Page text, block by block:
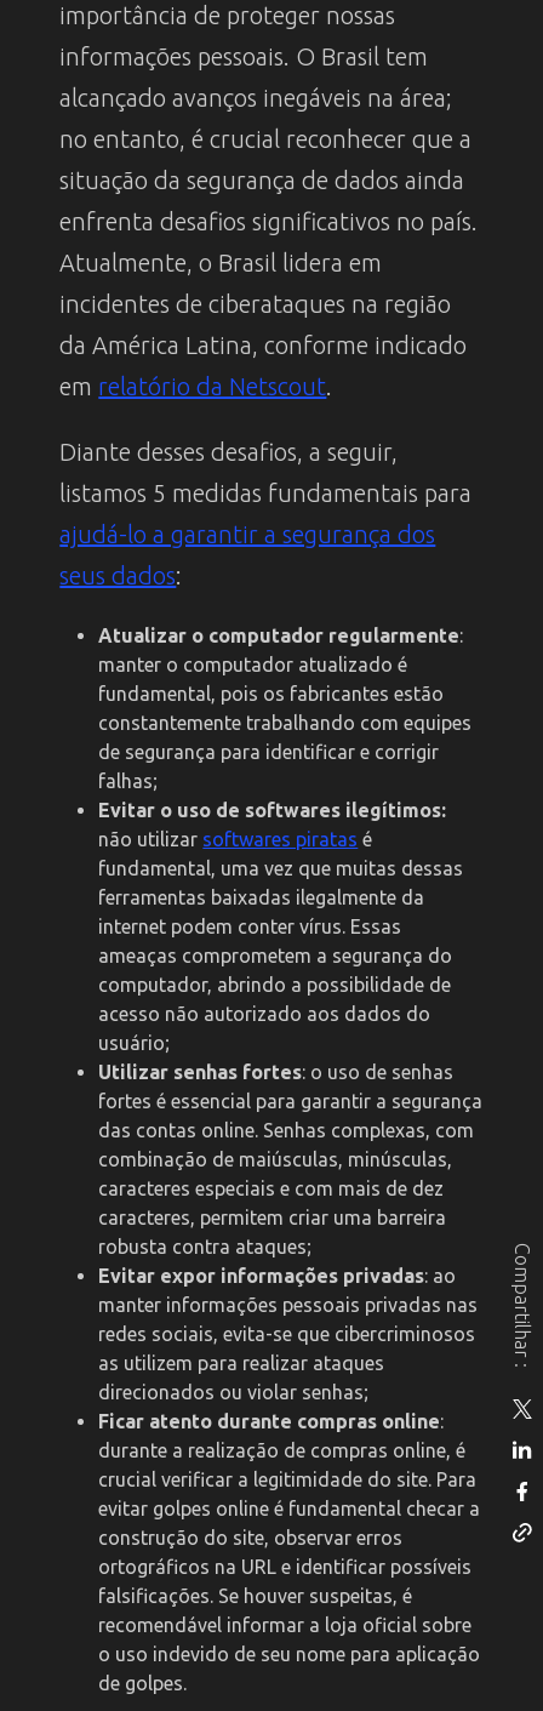
Compartilhar :
importância de proteger nossas
informações pessoais. O Brasil tem
alcançado avanços inegáveis na área;
no entanto, é crucial reconhecer que a
situação da segurança de dados ainda
enfrenta desafios significativos no país.
Atualmente, o Brasil lidera em
incidentes de ciberataques na região
da América Latina, conforme indicado
em relatório da Netscout.
Diante desses desafios, a seguir,
listamos 5 medidas fundamentais para
ajudá-lo a garantir a segurança dos
seus dados:
Atualizar o computador regularmente:
manter o computador atualizado é
fundamental, pois os fabricantes estão
constantemente trabalhando com equipes
de segurança para identificar e corrigir
falhas;
Evitar o uso de softwares ilegítimos:
não utilizar softwares piratas é
fundamental, uma vez que muitas dessas
ferramentas baixadas ilegalmente da
internet podem conter vírus. Essas
ameaças comprometem a segurança do
computador, abrindo a possibilidade de
acesso não autorizado aos dados do
usuário;
Utilizar senhas fortes: o uso de senhas
fortes é essencial para garantir a segurança
das contas online. Senhas complexas, com
combinação de maiúsculas, minúsculas,
caracteres especiais e com mais de dez
caracteres, permitem criar uma barreira
robusta contra ataques;
Evitar expor informações privadas: ao
manter informações pessoais privadas nas
redes sociais, evita-se que cibercriminosos
as utilizem para realizar ataques
direcionados ou violar senhas;
Ficar atento durante compras online:
durante a realização de compras online, é
crucial verificar a legitimidade do site. Para
evitar golpes online é fundamental checar a
construção do site, observar erros
ortográficos na URL e identificar possíveis
falsificações. Se houver suspeitas, é
recomendável informar a loja oficial sobre
o uso indevido de seu nome para aplicação
de golpes.